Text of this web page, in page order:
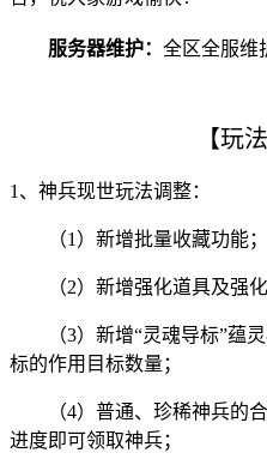
服务器维护： 全区全服维
【玩
1、神兵现世玩法调整：
（1）新增批量收藏功能；
（2）新增强化道具及强
（3）新增“灵魂导标”蕴
标的作用目标数量；
（4）普通、珍稀神兵的
进度即可领取神兵；